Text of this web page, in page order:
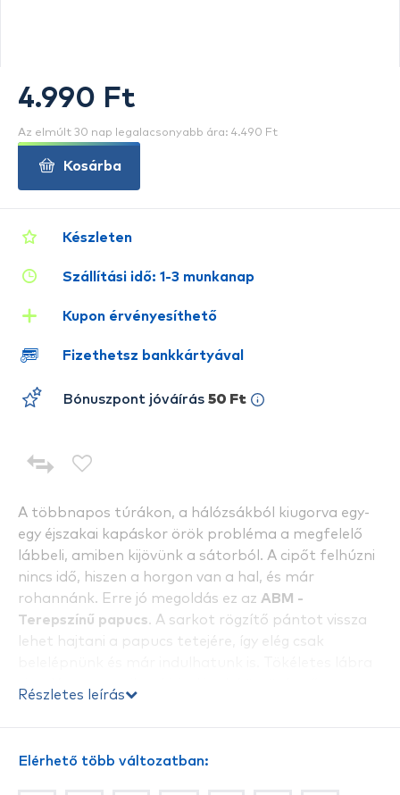
A többnapos túrákon, a hálózsákból kiugorva egy-
egy éjszakai kapáskor örök probléma a megfelelő
lábbeli, amiben kijövünk a sátorból. A cipőt felhúzni
nincs idő, hiszen a horgon van a hal, és már
rohannánk. Erre jó megoldás ez az ABM -
Terepszínű papucs. A sarkot rögzítő pántot vissza
lehet hajtani a papucs tetejére, így elég csak
ezzel a papucsból kicsúszás veszélyétől. De ha van
Részletes leírás
Elérhető több változatban:
Készleten
Szállítási idő: 1-3 munkanap
Kupon érvényesíthető
Fizethetsz bankkártyával
Bónuszpont jóváírás 50 Ft
4.990 Ft
Az elmúlt 30 nap legalacsonyabb ára: 4.490 Ft
Kosárba